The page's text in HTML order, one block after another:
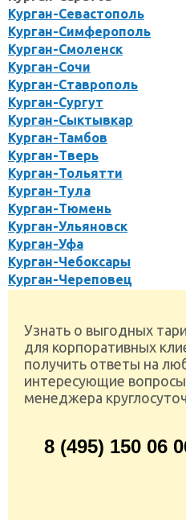
Курган-Севастополь
Курган-Симферополь
Курган-Смоленск
Курган-Сочи
Курган-Ставрополь
Курган-Сургут
Курган-Сыктывкар
Курган-Тамбов
Курган-Тверь
Курган-Тольятти
Курган-Тула
Курган-Тюмень
Курган-Ульяновск
Курган-Уфа
Курган-Чебоксары
Курган-Череповец
Узнать о выгодных
для корпоративных
получить ответы на
интересующие
менеджера
8 (495) 150 06